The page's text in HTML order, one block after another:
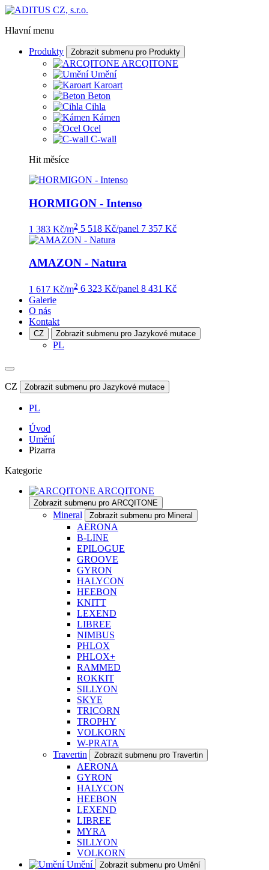
Hlavní menu
Produkty Zobrazit submenu pro Produkty
ARCQITONE
Umění
Karoart
Beton
Cihla
Kámen
Ocel
C-wall
Hit měsíce
HORMIGON - Intenso
1 383 Kč/m2 5 518 Kč/panel 7 357 Kč
AMAZON - Natura
1 617 Kč/m2 6 323 Kč/panel 8 431 Kč
Galerie
O nás
Kontakt
CZ Zobrazit submenu pro Jazykové mutace
PL
CZ Zobrazit submenu pro Jazykové mutace
PL
Úvod
Umění
Pizarra
Kategorie
ARCQITONE
Zobrazit submenu pro ARCQITONE
Mineral Zobrazit submenu pro Mineral
AERONA
B-LINE
EPILOGUE
GROOVE
GYRON
HALYCON
HEEBON
KNITT
LEXEND
LIBREE
NIMBUS
PHLOX
PHLOX+
RAMMED
ROKKIT
SILLYON
SKYE
TRICORN
TROPHY
VOLKORN
W-PRATA
Travertin
Zobrazit submenu pro Travertin
AERONA
GYRON
HALYCON
HEEBON
LEXEND
LIBREE
MYRA
SILLYON
VOLKORN
Umění
Zobrazit submenu pro Umění